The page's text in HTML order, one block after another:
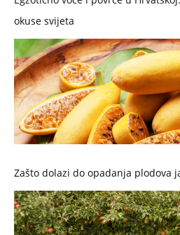
okuse svijeta
Zašto dolazi do opadanja plodova